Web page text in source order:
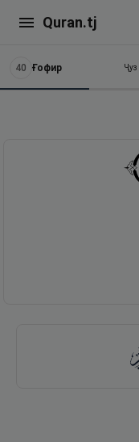
Quran.tj
40 Ғофир Ҷуз